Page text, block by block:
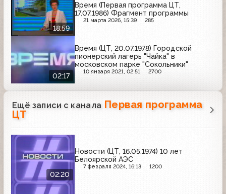
18:59
Время (Первая программа ЦТ,
17.07.1986) Фрагмент программы
21 марта 2026, 15:39 285
02:17
Время (ЦТ, 20.07.1978) Городской
пионерский лагерь "Чайка" в
московском парке "Сокольники"
10 января 2021, 02:51 2700
Ещё записи с канала Первая программа
ЦТ
02:20
Новости (ЦТ, 16.05.1974) 10 лет
Белоярской АЭС
7 февраля 2024, 16:13 1200